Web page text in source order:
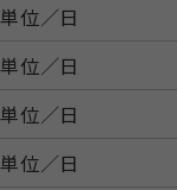
位／日
位／日
位／日
位／日